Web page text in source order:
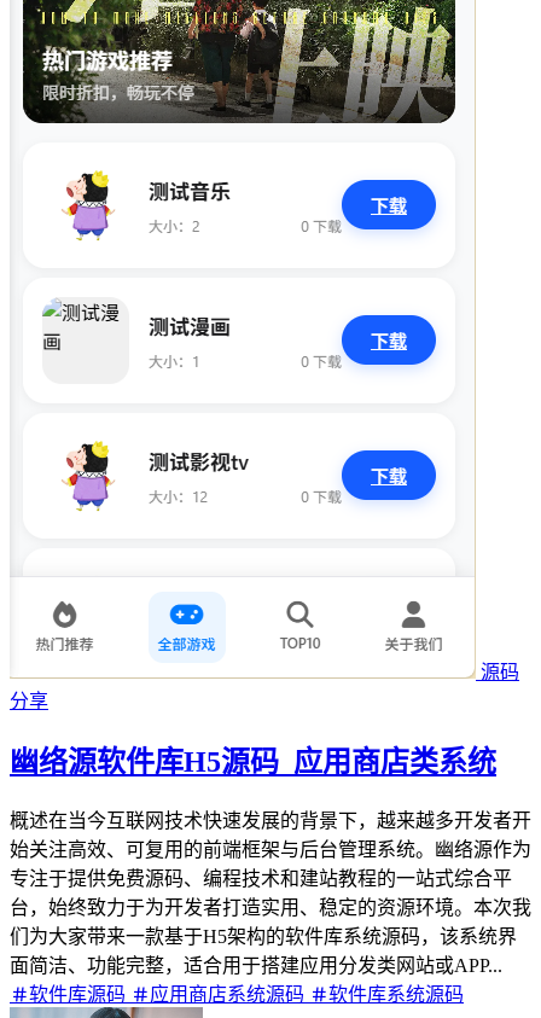
源码
分享
幽络源软件库H5源码_应用商店类系统
概述在当今互联网技术快速发展的背景下，越来越多开发者开
始关注高效、可复用的前端框架与后台管理系统。幽络源作为
专注于提供免费源码、编程技术和建站教程的一站式综合平
台，始终致力于为开发者打造实用、稳定的资源环境。本次我
们为大家带来一款基于H5架构的软件库系统源码，该系统界
面简洁、功能完整，适合用于搭建应用分发类网站或APP...
软件库源码
应用商店系统源码 软件库系统源码